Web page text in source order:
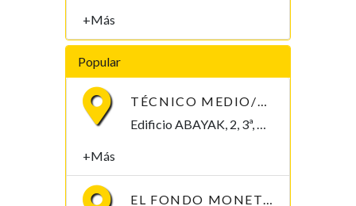
+Más
Popular
TÉCNICO MEDIO/SUPERIOR/INGENIERO/TELECOMUNICACIONES
Edificio ABAYAK, 2, 3ª, Malabo 2. Bioko Norte Malabo, Bioko Norte , Guinea Ecuatorial
+Más
EL FONDO MONETARIO INTERNACIONAL (FMI) BUSCA CONTRATAR UN/A ECONOMISTA